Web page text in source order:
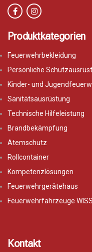
Produktkategorien
Feuerwehrbekleidung
Persönliche
Kinder- und
Sanitätsausrüstung
Technische Hilfeleistung
Brandbekämpfung
Atemschutz
Rollcontainer
Kompetenzlösungen
Feuerwehrgerätehaus
Feuerwehrfahrzeuge WISS
Kontakt